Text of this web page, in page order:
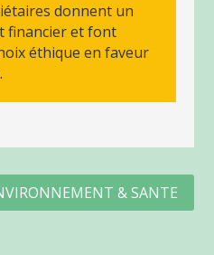
donnent un
financier et font
éthique en faveur
& SANTE